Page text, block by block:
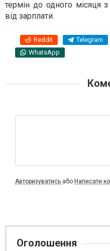
термін до одного місяця
від зарплати.
Reddit Telegram
WhatsApp
Авторизуватись або Написати
Оголошення